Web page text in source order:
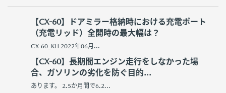
【CX-60】ドアミラー格納時における充電ポート
（充電リッド）全開時の最大幅は？
CX-60_KH 2022年06月...
【CX-60】長期間エンジン走行をしなかった場
合、ガソリンの劣化を防ぐ目的...
あります。 2.5か月間で6.2...